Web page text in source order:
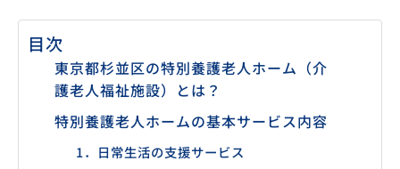
目次
東京都杉並区の特別養護老人ホーム（介
護老人福祉施設）とは？
特別養護老人ホームの基本サービス内容
1．日常生活の支援サービス